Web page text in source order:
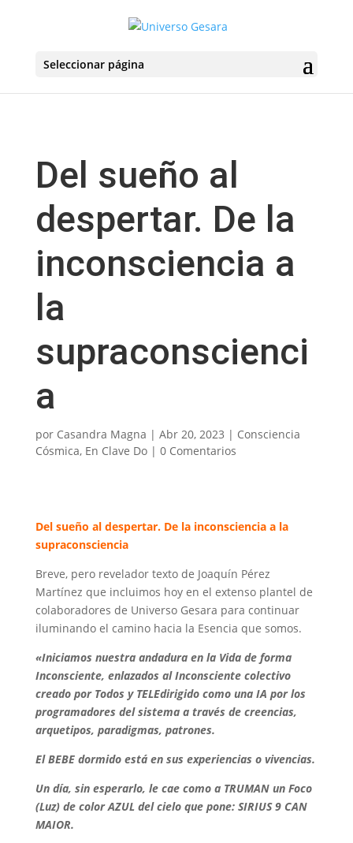
Seleccionar página
Del sueño al
despertar. De la
inconsciencia a
la
supraconscienci
a
por Casandra Magna | Abr 20, 2023 | Consciencia
Cósmica, En Clave Do| 0 Comentarios
Del sueño al despertar. De la inconsciencia a la
supraconsciencia
Breve, pero revelador texto de Joaquín Pérez
Martínez que incluimos hoy en el extenso plantel de
colaboradores de Universo Gesara para continuar
iluminando el camino hacia la Esencia que somos.
«Iniciamos nuestra andadura en la Vida de forma
Inconsciente, enlazados al Inconsciente colectivo
creado por Todos y TELEdirigido como una IA por los
programadores del sistema a través de creencias,
arquetipos, paradigmas, patrones.
El BEBE dormido está en sus experiencias o vivencias.
Un día, sin esperarlo, le cae como a TRUMAN un Foco
(Luz) de color AZUL del cielo que pone: SIRIUS 9 CAN
MAIOR.